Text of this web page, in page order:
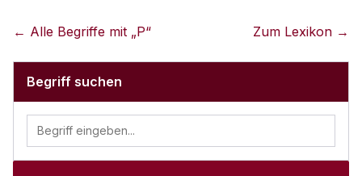
← Alle Begriffe mit „P“ Zum Lexikon →
Begriff suchen